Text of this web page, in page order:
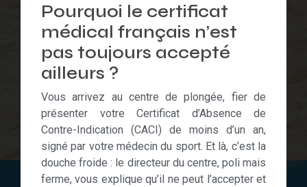
Pourquoi le certificat
médical français n’est
pas toujours accepté
ailleurs ?
Vous arrivez au centre de plongée, fier de
présenter votre Certificat d’Absence de
Contre-Indication (CACI) de moins d’un an,
signé par votre médecin du sport. Et là, c’est la
douche froide : le directeur du centre, poli mais
ferme, vous explique qu’il ne peut l’accepter et